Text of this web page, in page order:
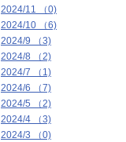
2024/11 （0)
2024/10 （6)
2024/9 （3)
2024/8 （2)
2024/7 （1)
2024/6 （7)
2024/5 （2)
2024/4 （3)
2024/3 （0)